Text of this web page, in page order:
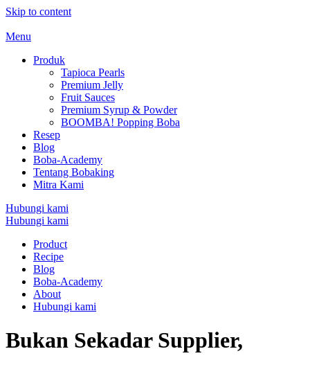
Skip to content
Menu
Produk
Tapioca Pearls
Premium Jelly
Fruit Sauces
Premium Syrup & Powder
BOOMBA! Popping Boba
Resep
Blog
Boba-Academy
Tentang Bobaking
Mitra Kami
Hubungi kami
Hubungi kami
Product
Recipe
Blog
Boba-Academy
About
Hubungi kami
Bukan Sekadar Supplier,